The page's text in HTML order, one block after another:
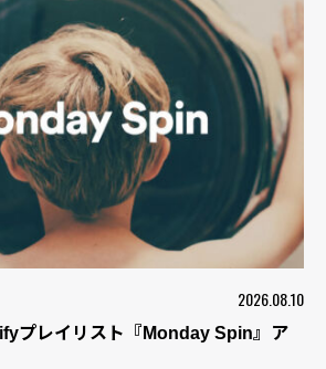
2026.08.10
プレイリスト『Monday Spin』ア